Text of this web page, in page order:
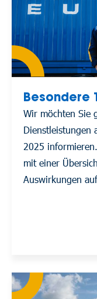
Besondere
Wir möchten Sie
Dienstleistungen
2025
mit einer
Auswirkungen